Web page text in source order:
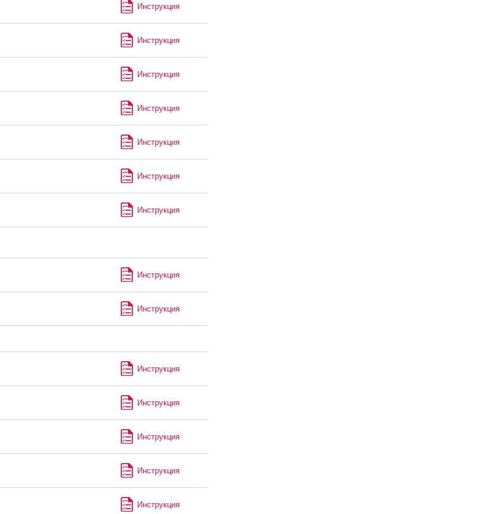
Инструкция
Инструкция
Инструкция
Инструкция
Инструкция
Инструкция
Инструкция
Инструкция
Инструкция
Инструкция
Инструкция
Инструкция
Инструкция
Инструкция